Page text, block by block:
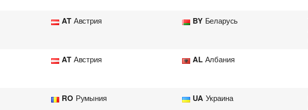
AT Австрия BY Беларусь
AT Австрия AL Албания
RO Румыния UA Украина